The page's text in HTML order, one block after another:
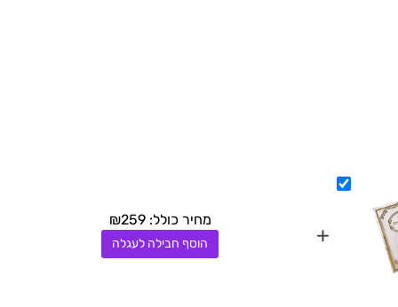
+
מחיר כולל: ₪259
הוסף חבילה לעגלה